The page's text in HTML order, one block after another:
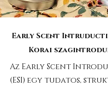
Early Scent
Korai
Az Early Scent
(ESI) egy tudatos,